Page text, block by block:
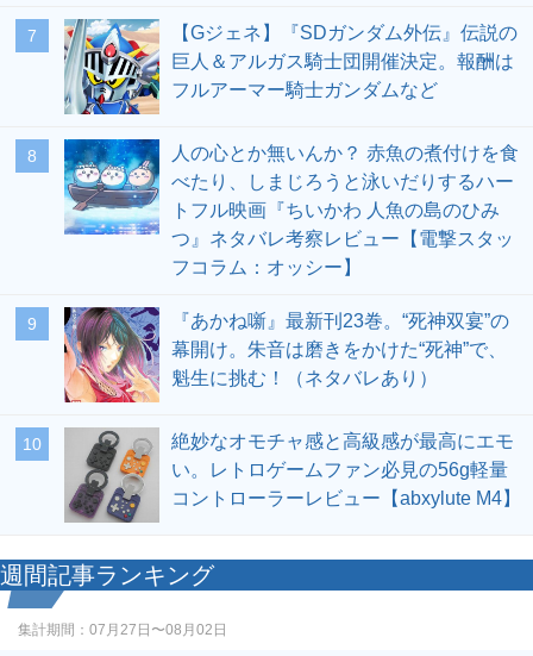
7
【Gジェネ】『SDガンダム外伝』伝説の
巨人＆アルガス騎士団開催決定。報酬は
フルアーマー騎士ガンダムなど
8
人の心とか無いんか？ 赤魚の煮付けを食
べたり、しまじろうと泳いだりするハー
トフル映画『ちいかわ 人魚の島のひみ
つ』ネタバレ考察レビュー【電撃スタッ
フコラム：オッシー】
9
『あかね噺』最新刊23巻。“死神双宴”の
幕開け。朱音は磨きをかけた“死神”で、
魁生に挑む！（ネタバレあり）
10
絶妙なオモチャ感と高級感が最高にエモ
い。レトロゲームファン必見の56g軽量
コントローラーレビュー【abxylute M4】
週間記事ランキング
集計期間： 07月27日〜08月02日